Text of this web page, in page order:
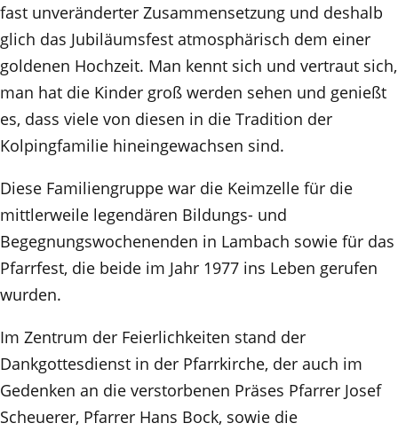
fast unveränderter Zusammensetzung und deshalb
glich das Jubiläumsfest atmosphärisch dem einer
goldenen Hochzeit. Man kennt sich und vertraut sich,
man hat die Kinder groß werden sehen und genießt
es, dass viele von diesen in die Tradition der
Kolpingfamilie hineingewachsen sind.
Diese Familiengruppe war die Keimzelle für die
mittlerweile legendären Bildungs- und
Begegnungswochenenden in Lambach sowie für das
Pfarrfest, die beide im Jahr 1977 ins Leben gerufen
wurden.
Im Zentrum der Feierlichkeiten stand der
Dankgottesdienst in der Pfarrkirche, der auch im
Gedenken an die verstorbenen Präses Pfarrer Josef
Scheuerer, Pfarrer Hans Bock, sowie die